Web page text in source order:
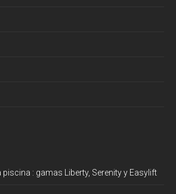
: gamas Liberty, Serenity y Easylift